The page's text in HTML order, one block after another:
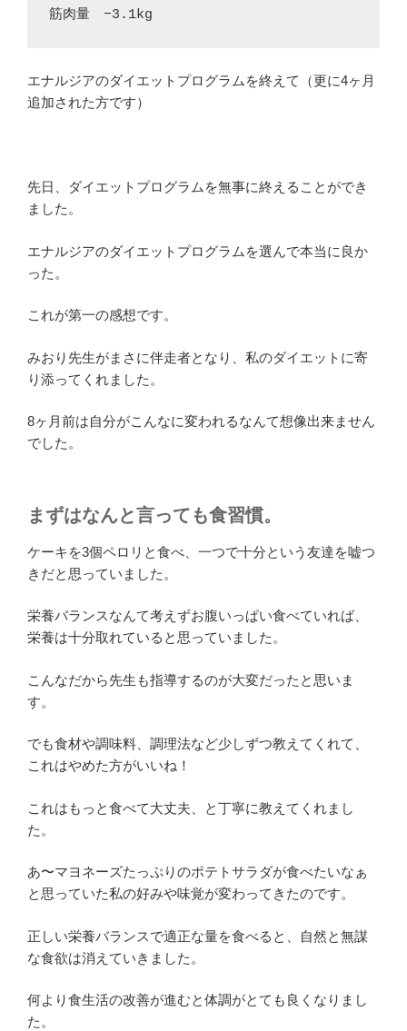
筋肉量　−3.1kg
エナルジアのダイエットプログラムを終えて（更に4ヶ月
追加された方です）
先日、ダイエットプログラムを無事に終えることができ
ました。
エナルジアのダイエットプログラムを選んで本当に良か
った。
これが第一の感想です。
みおり先生がまさに伴走者となり、私のダイエットに寄
り添ってくれました。
8ヶ月前は自分がこんなに変われるなんて想像出来ません
でした。
まずはなんと言っても食習慣。
ケーキを3個ペロリと食べ、一つで十分という友達を嘘つ
きだと思っていました。
栄養バランスなんて考えずお腹いっぱい食べていれば、
栄養は十分取れていると思っていました。
こんなだから先生も指導するのが大変だったと思いま
す。
でも食材や調味料、調理法など少しずつ教えてくれて、
これはやめた方がいいね！
これはもっと食べて大丈夫、と丁寧に教えてくれまし
た。
あ〜マヨネーズたっぷりのポテトサラダが食べたいなぁ
と思っていた私の好みや味覚が変わってきたのです。
正しい栄養バランスで適正な量を食べると、自然と無謀
な食欲は消えていきました。
何より食生活の改善が進むと体調がとても良くなりまし
た。